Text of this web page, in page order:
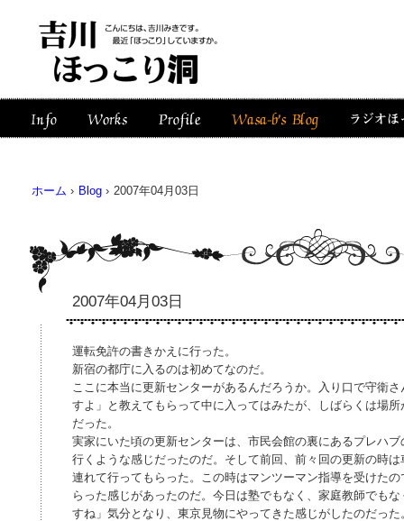
ホーム › Blog › 2007年04月03日
2007年04月03日
運転免許の書きかえに行った。
新宿の都庁に入るのは初めてなのだ。
ここに本当に更新センターがあるんだろうか。入り口で守衛
すよ」と教えてもらって中に入ってはみたが、しばらくは場
だった。
実家にいた頃の更新センターは、市民会館の裏にあるプレハ
行くような感じだったのだ。そして前回、前々回の更新の時
連れて行ってもらった。この時はマンツーマン指導を受けた
らった感じがあったのだ。今日は塾でもなく、家庭教師でも
すね」気分となり、東京見物にやってきた感じがしたのだった